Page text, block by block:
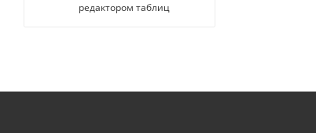
редактором таблиц